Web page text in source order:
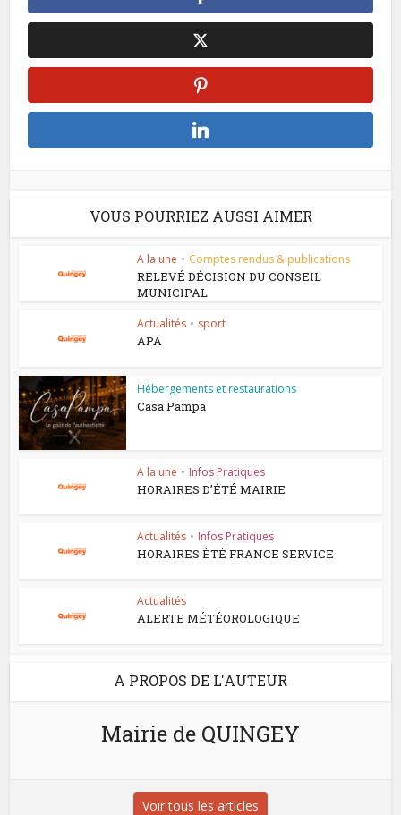
VOUS POURRIEZ AUSSI AIMER
A la une • Comptes rendus & publications
RELEVÉ DÉCISION DU CONSEIL
MUNICIPAL
Actualités • sport
APA
Hébergements et restaurations
Casa Pampa
A la une • Infos Pratiques
HORAIRES D’ÉTÉ MAIRIE
Actualités • Infos Pratiques
HORAIRES ÉTÉ FRANCE SERVICE
Actualités
ALERTE MÉTÉOROLOGIQUE
A PROPOS DE L'AUTEUR
Mairie de QUINGEY
Voir tous les articles